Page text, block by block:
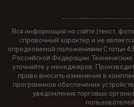
Вся информация на сайте (текст,
справочный характер и не
определяемой положениями Статьи
Российской Федерации. Технические
уточняйте у менеджеров.
право вносить изменения в
программное обеспечение
уведомления торговых